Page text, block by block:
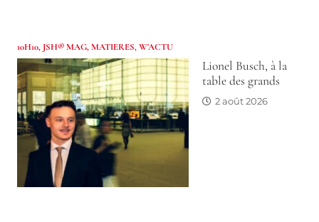
10H10, JSH® MAG,MATIERES,W'ACTU
Lionel Busch, à la
table des grands
2 août 2026